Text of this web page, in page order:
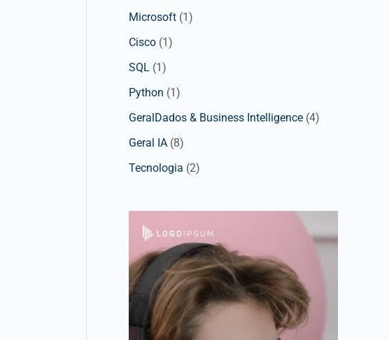
Microsoft (1)
Cisco (1)
SQL (1)
Python (1)
GeralDados & Business Intelligence (4)
Geral IA (8)
Tecnologia (2)